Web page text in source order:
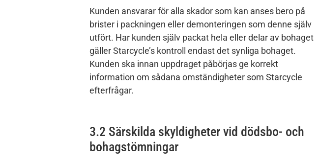
Kunden ansvarar för alla skador som kan anses bero på
brister i packningen eller demonteringen som denne själv
utfört. Har kunden själv packat hela eller delar av bohaget
gäller Starcycle’s kontroll endast det synliga bohaget.
Kunden ska innan uppdraget påbörjas ge korrekt
information om sådana omständigheter som Starcycle
efterfrågar.
3.2 Särskilda skyldigheter vid dödsbo- och
bohagstömningar